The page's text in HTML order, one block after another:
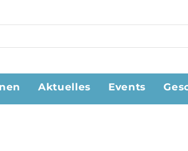
Aktuelles Events